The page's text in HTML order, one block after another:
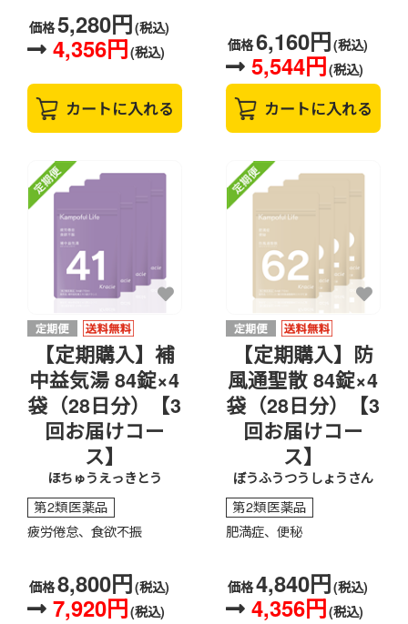
価格5,280円(税込)
4,356円(税込)
カートに入れる
価格6,160円(税込)
5,544円(税込)
カートに入れる
【定期購入】補
中益気湯 84錠×4
袋（28日分）【3
回お届けコー
ス】
ほちゅうえっきとう
第2類医薬品
疲労倦怠、食欲不振
価格8,800円(税込)
7,920円(税込)
【定期購入】防
風通聖散 84錠×4
袋（28日分）【3
回お届けコー
ス】
ぼうふうつうしょうさん
第2類医薬品
肥満症、便秘
価格4,840円(税込)
4,356円(税込)